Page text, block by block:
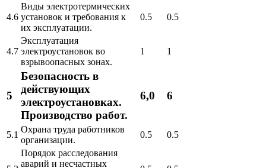
4.6
Виды электротермических
установок и требования к
их эксплуатации.
0.5 0.5
4.7
Эксплуатация
электроустановок во
взрывоопасных зонах.
1 1
5
Безопасность в
действующих
электроустановках.
Производство работ.
6,0 6
5.1
Охрана труда работников
организации.
0.5 0.5
Порядок расследования
аварий и несчастных